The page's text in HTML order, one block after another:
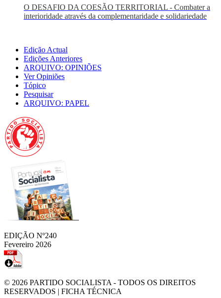
O DESAFIO DA COESÃO TERRITORIAL - Combater a
interioridade através da complementaridade e solidariedade
Edição Actual
Edições Anteriores
ARQUIVO: OPINIÕES
Ver Opiniões
Tópico
Pesquisar
ARQUIVO: PAPEL
EDIÇÃO Nº240
Fevereiro 2026
© 2026 PARTIDO SOCIALISTA - TODOS OS DIREITOS
RESERVADOS | FICHA TÉCNICA